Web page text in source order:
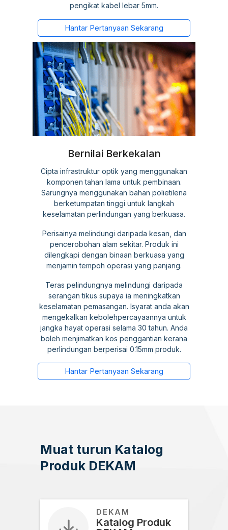
pengikat kabel lebar 5mm.
Hantar Pertanyaan Sekarang
Bernilai Berkekalan
Cipta infrastruktur optik yang menggunakan
komponen tahan lama untuk pembinaan.
Sarungnya menggunakan bahan polietilena
berketumpatan tinggi untuk langkah
keselamatan perlindungan yang berkuasa.
Perisainya melindungi daripada kesan, dan
pencerobohan alam sekitar. Produk ini
dilengkapi dengan binaan berkuasa yang
menjamin tempoh operasi yang panjang.
Teras pelindungnya melindungi daripada
serangan tikus supaya ia meningkatkan
keselamatan pemasangan. Isyarat anda akan
mengekalkan kebolehpercayaannya untuk
jangka hayat operasi selama 30 tahun. Anda
boleh menjimatkan kos penggantian kerana
perlindungan berperisai 0.15mm produk.
Hantar Pertanyaan Sekarang
Muat turun Katalog
Produk DEKAM
DEKAM
Katalog Produk